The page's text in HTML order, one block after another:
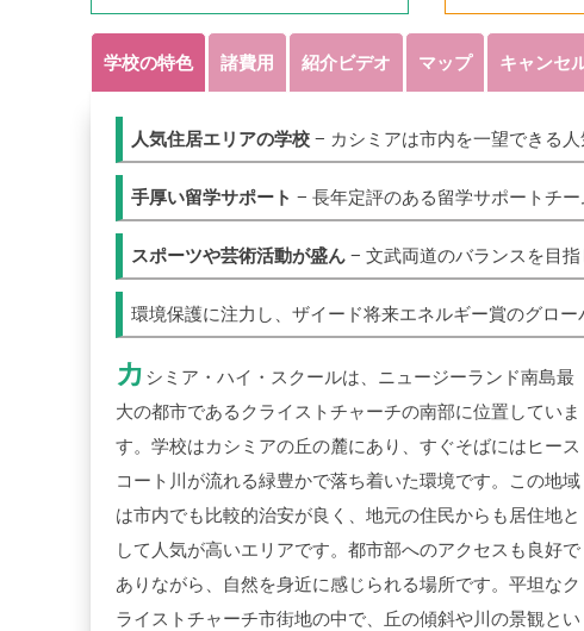
学校の特色 諸費用 紹介ビデオ マップ キャンセ
人気住居エリアの学校 − カシミアは市内を一望できる
手厚い留学サポート − 長年定評のある留学サポートチー
スポーツや芸術活動が盛ん − 文武両道のバランスを目
環境保護に注力し、ザイード将来エネルギー賞のグロー
カ シミア・ハイ・スクールは、ニュージーランド南島最
大の都市であるクライストチャーチの南部に位置していま
す。学校はカシミアの丘の麓にあり、すぐそばにはヒース
コート川が流れる緑豊かで落ち着いた環境です。この地域
は市内でも比較的治安が良く、地元の住民からも居住地と
して人気が高いエリアです。都市部へのアクセスも良好で
ありながら、自然を身近に感じられる場所です。平坦なク
ライストチャーチ市街地の中で、丘の傾斜や川の景観とい